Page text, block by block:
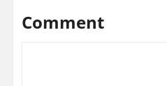
Comment